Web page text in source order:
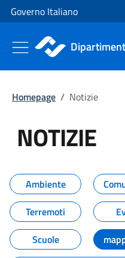
Vai al contenuto
Vai alla navigazione del sito
Governo Italiano
Homepage / Notizie
NOTIZIE
Tutti iAmbiente
Terremoti
Scuole